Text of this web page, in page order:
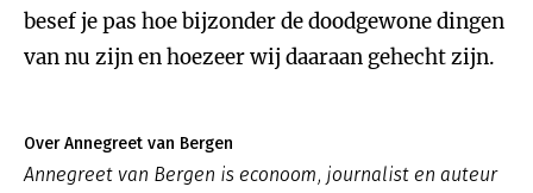
besef je pas hoe bijzonder de doodgewone dingen
van nu zijn en hoezeer wij daaraan gehecht zijn.
Over Annegreet van Bergen
Annegreet van Bergen is econoom, journalist en auteur